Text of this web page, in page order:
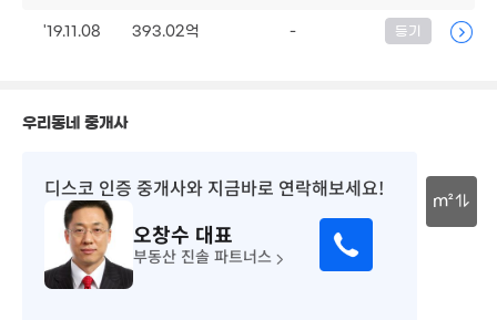
4.7억
111m²
8.6억
'19. 04
m²
'19.11.08 393.02억 - 등기
우리동네 중개사
디스코 인증 중개사와 지금바로 연락해보세요!
오창수 대표
부동산 진솔 파트너스